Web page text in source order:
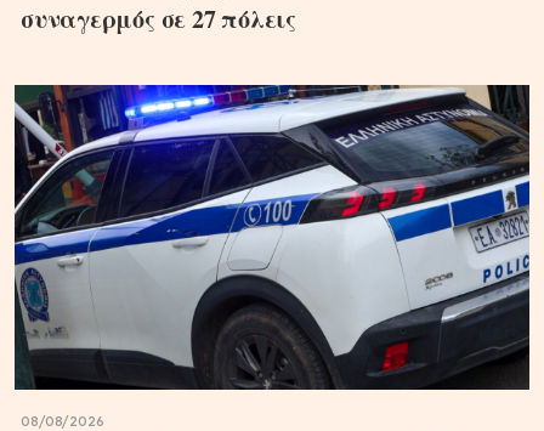
συναγερμός σε 27 πόλεις
08/08/2026